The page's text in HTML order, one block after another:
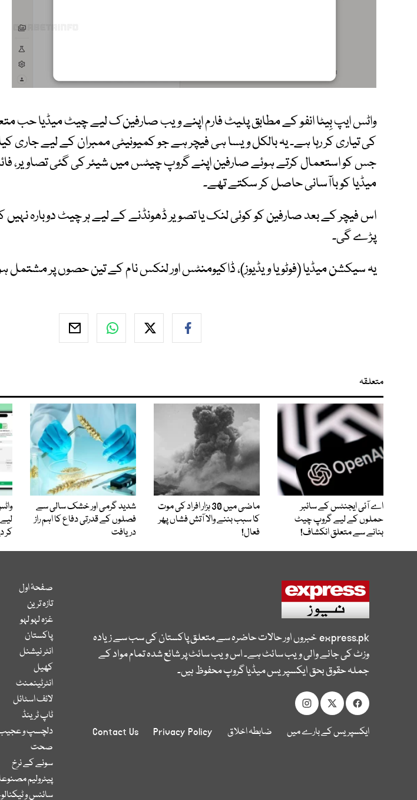
واٹس ایپ بِیٹا انفو کے مطابق پلیٹ فارم اپنے ویب صارفین ک لیے چیٹ میڈیا حب
کی تیاری کر رہا ہے۔ یہ بالکل ویسا ہی فیچر ہے جو کمیونیٹی ممبران کے لیے جاری کیا
جس کو استعمال کرتے ہوئے صارفین اپنے گروپ چیٹس میں شیئر کی گئی تصاویر،
میڈیا کو باآسانی حاصل کر سکتے تھے۔
اس فیچر کے بعد صارفین کو کوئی لنک یا تصویر ڈھونڈنے کے لیے ہر چیٹ دوبارہ نہیں
پڑے گی۔
یہ سیکشن میڈیا (فوٹو یا ویڈیوز)، ڈاکیومنٹس اور لنکس نام کے تین حصوں پر مشتمل
متعلقہ
اے آئی ایجنٹس کے سائبر
حملوں کے لیے گروپ چیٹ
بنانے سے متعلق انکشاف!
ماضی میں 30 ہزار افراد کی موت
کا سبب بننے والا آتش فشاں پھر
فعال!
شدید گرمی اور خشک سالی سے
فصلوں کے قدرتی دفاع کا اہم راز
دریافت
کر
express.pkخبروں اور حالات حاضرہ سے متعلق پاکستان کی سب سے زیادہ
وزٹ کی جانے والی ویب سائٹ ہے۔ اس ویب سائٹ پر شائع شدہ تمام مواد کے
جملہ حقوق بحق ایکسپریس میڈیا گروپ محفوظ ہیں۔
ایکسپریس کے بارے میں ضابطہ اخلاق Privacy Policy
Contact Us
صفحۂ اول
تازہ ترین
غزہ لہو لہو
پاکستان
انٹر نیشنل
کھیل
انٹرٹینمنٹ
لائف اسٹائل
ٹاپ ٹرینڈ
دلچسپ و
صحت
سونے کے نرخ
پیٹرولیم
سائنس و